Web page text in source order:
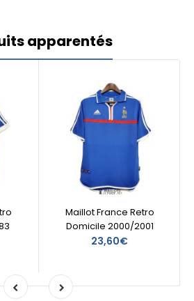
apparentés
Maillot France Retro
Domicile 2000/2001
23,60€